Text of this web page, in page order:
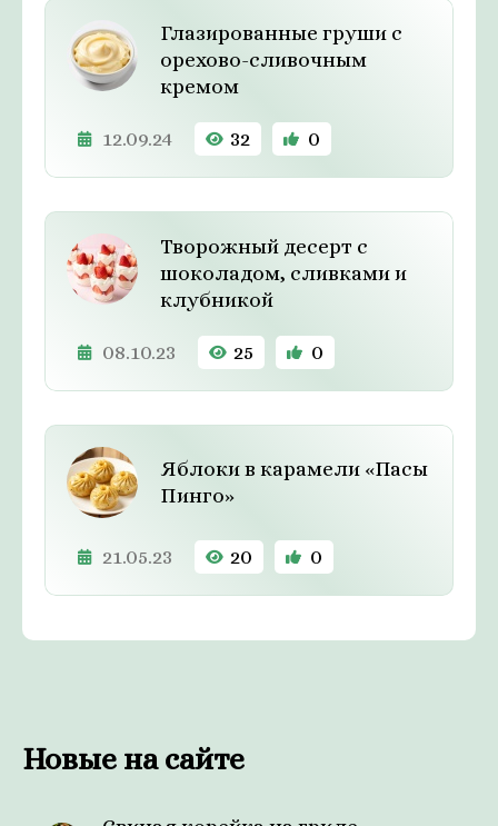
Глазированные груши с
орехово-сливочным
кремом
12.09.24 32 0
Творожный десерт с
шоколадом, сливками и
клубникой
08.10.23 25 0
Яблоки в карамели «Пасы
Пинго»
21.05.23 20 0
Новые на сайте